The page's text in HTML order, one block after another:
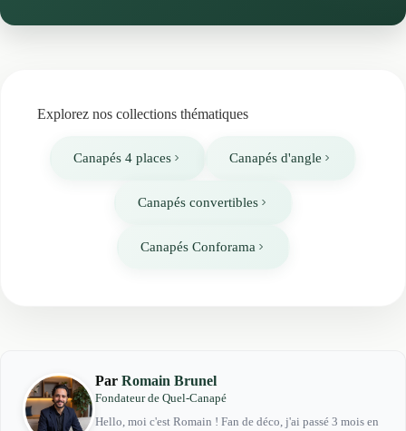
Explorez nos collections thématiques
Canapés 4 places Canapés d'angle
Canapés convertibles
Canapés Conforama
Par Romain Brunel
Fondateur de Quel-Canapé
Hello, moi c'est Romain ! Fan de déco, j'ai passé 3 mois en